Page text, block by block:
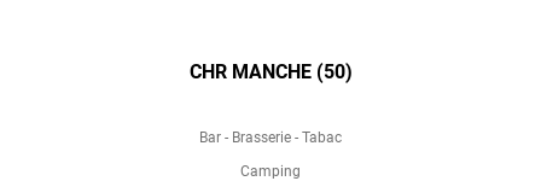
CHR MANCHE (50)
Bar - Brasserie - Tabac
Camping